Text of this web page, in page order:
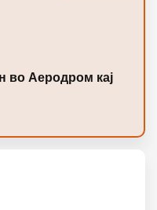
во Аеродром кај